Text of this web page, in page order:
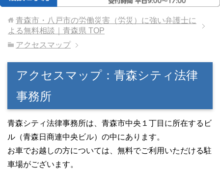
青森市・八戸市の労働災害（労災）に強い弁護士に
よる無料相談｜青森県 TOP
アクセスマップ
アクセスマップ：青森シティ法律
事務所
青森シティ法律事務所は、青森市中央１丁目に所在するビ
ル（青森日商連中央ビル）の中にあります。
お車でお越しの方については、無料でご利用いただける駐
車場がございます。